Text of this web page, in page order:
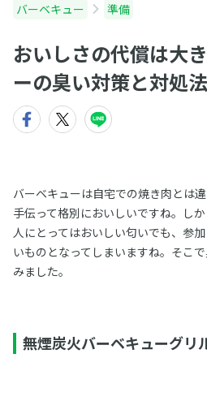
バーベキュー 準備
おいしさの代償は大
ーの臭い対策と対処法
バーベキューは自宅での焼き肉とは
手伝って格別においしいですね。し
人にとってはおいしい匂いでも、参
いものとなってしまいますね。そこ
みました。
無煙炭火バーベキューグリ